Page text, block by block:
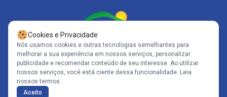
Siga-nos
Copyright© 2005-2026 - Portal Caparaó - CNPJ: 10.570.353/0001-80 | Todos
os direitos reservados .
Cookies e Privacidade
Nós usamos cookies e outras tecnologias semelhantes para
melhorar a sua experiência em nossos serviços, personalizar
publicidade e recomendar conteúdo de seu interesse. Ao utilizar
nossos serviços, você está ciente dessa funcionalidade. Leia
nossos termos.
Aceito